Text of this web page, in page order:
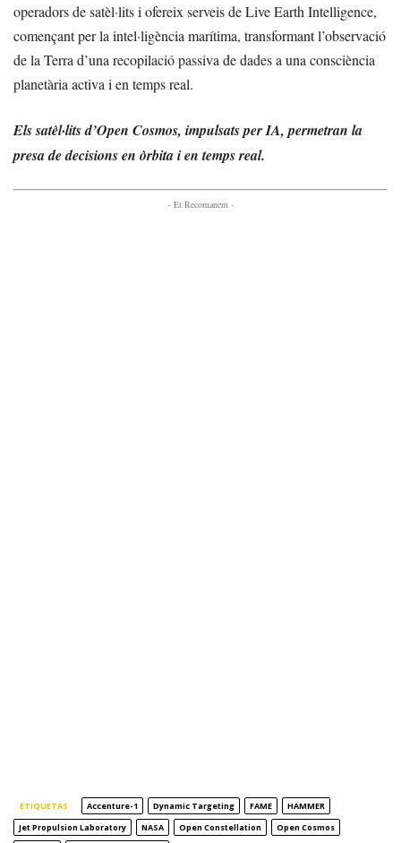
operadors de satèl·lits i ofereix serveis de Live Earth Intelligence,
començant per la intel·ligència marítima, transformant l’observació
de la Terra d’una recopilació passiva de dades a una consciència
planetària activa i en temps real.
Els satèl·lits d’Open Cosmos, impulsats per IA, permetran la
presa de decisions en òrbita i en temps real.
- Et Recomanem -
ETIQUETAS Accenture-1 Dynamic Targeting FAME
HAMMER
Jet Propulsion Laboratory
NASA Open Constellation
Open Cosmos